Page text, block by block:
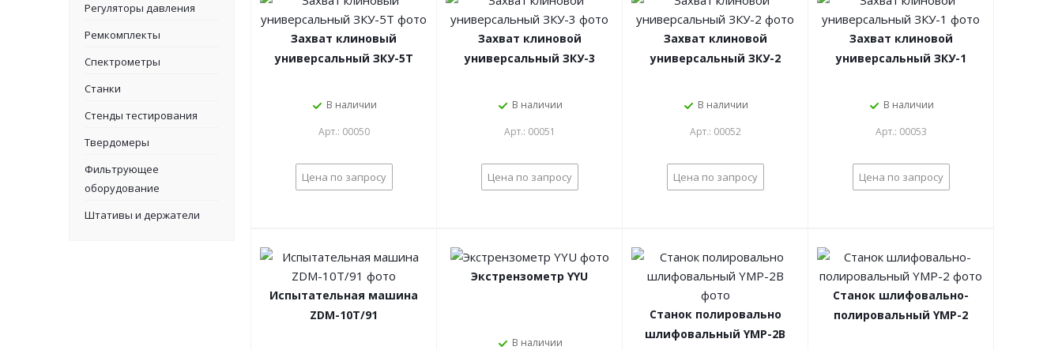
Регуляторы давления
Ремкомплекты
Спектрометры
Станки
Стенды тестирования
Твердомеры
Фильтрующее
оборудование
Штативы и держатели
Захват клиновый
универсальный ЗКУ-5Т
В наличии
Арт.: 00050
Цена по запросу
Захват клиновой
универсальный ЗКУ-3
В наличии
Арт.: 00051
Цена по запросу
Захват клиновой
универсальный ЗКУ-2
В наличии
Арт.: 00052
Цена по запросу
Захват клиновой
универсальный ЗКУ-1
В наличии
Арт.: 00053
Цена по запросу
Испытательная машина
ZDM-10T/91
Экстрензометр YYU
В наличии
Станок полировально
шлифовальный YMP-2В
Станок шлифовально-
полировальный YMP-2